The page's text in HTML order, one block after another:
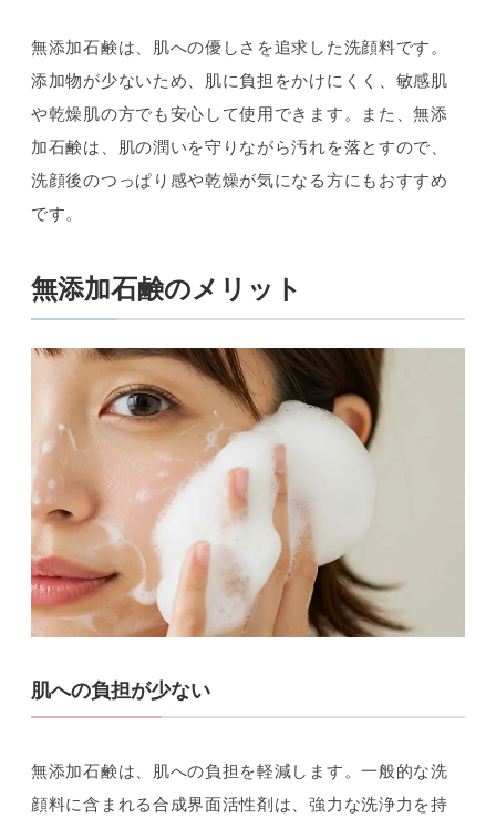
無添加石鹸は、肌への優しさを追求した洗顔料です。
添加物が少ないため、肌に負担をかけにくく、敏感肌
や乾燥肌の方でも安心して使用できます。また、無添
加石鹸は、肌の潤いを守りながら汚れを落とすので、
洗顔後のつっぱり感や乾燥が気になる方にもおすすめ
です。
無添加石鹸のメリット
肌への負担が少ない
無添加石鹸は、肌への負担を軽減します。一般的な洗
顔料に含まれる合成界面活性剤は、強力な洗浄力を持